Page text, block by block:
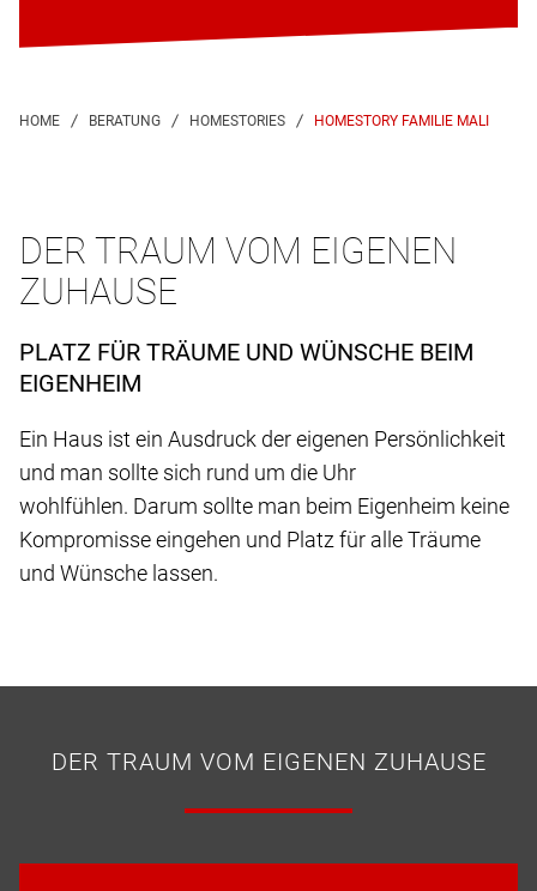
HOMESTORY FAMILIE MALI
DER TRAUM VOM EIGENEN
ZUHAUSE
PLATZ FÜR TRÄUME UND WÜNSCHE BEIM
EIGENHEIM
Ein Haus ist ein Ausdruck der eigenen Persönlichkeit
und man sollte sich rund um die Uhr
wohlfühlen. Darum sollte man beim Eigenheim keine
Kompromisse eingehen und Platz für alle Träume
und Wünsche lassen.
DER TRAUM VOM EIGENEN ZUHAUSE